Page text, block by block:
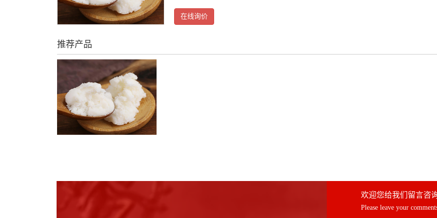
在线询价
推荐产品
欢迎您给我们留言咨询
Please leave your